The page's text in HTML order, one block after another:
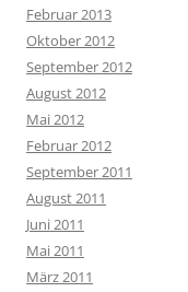
Februar 2013
Oktober 2012
September 2012
August 2012
Mai 2012
Februar 2012
September 2011
August 2011
Juni 2011
Mai 2011
März 2011